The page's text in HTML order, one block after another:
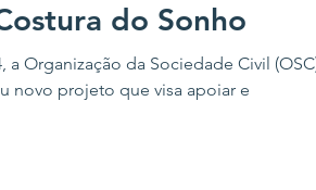
do Sonho
a Organização da Sociedade Civil
novo projeto que visa apoiar e